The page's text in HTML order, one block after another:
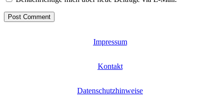
Impressum
Kontakt
Datenschutzhinweise